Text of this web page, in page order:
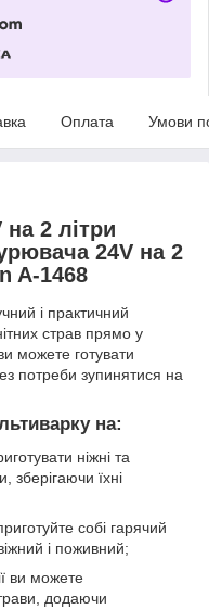
Оплата Умови
2 літри
24V на 2
A-1468
і практичний
страв прямо у
можете готувати
потреби зупинятися на
на:
ніжні та
зберігаючи їхні
собі гарячий
і поживний;
ви можете
додаючи